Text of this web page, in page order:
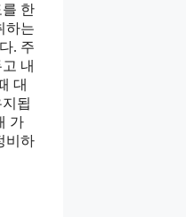
한
하는
. 주
내
대
됩
가
비하